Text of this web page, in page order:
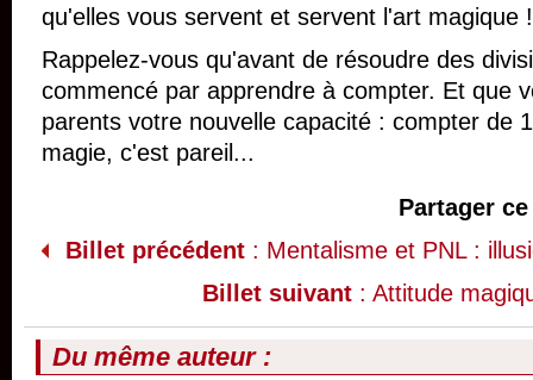
qu'elles vous servent et servent l'art magique !
Rappelez-vous qu'avant de résoudre des
commencé par apprendre à compter. Et que
parents votre nouvelle capacité : compter de
magie, c'est pareil...
Partager
Billet précédent : Mentalisme et PNL :
Billet suivant : Attitude
Du même auteur :